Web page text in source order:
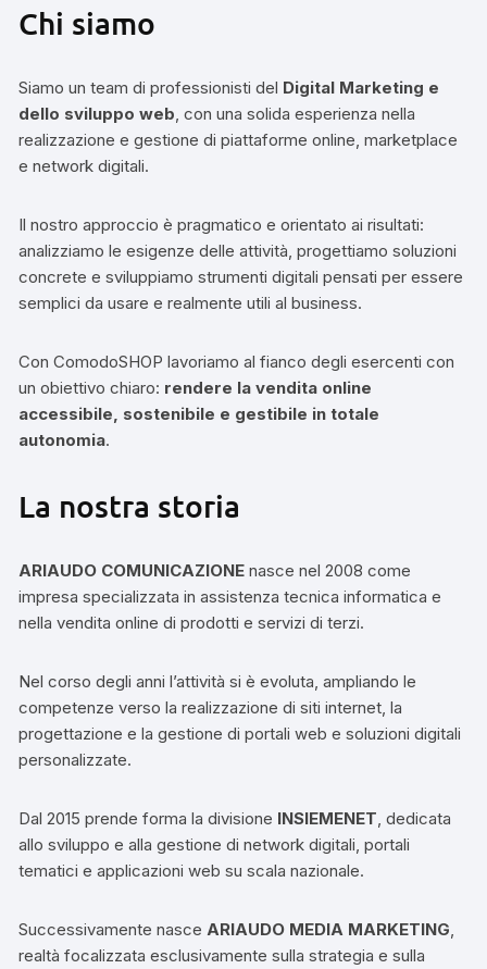
Chi siamo
Siamo un team di professionisti del Digital Marketing e
dello sviluppo web, con una solida esperienza nella
realizzazione e gestione di piattaforme online, marketplace
e network digitali.
Il nostro approccio è pragmatico e orientato ai risultati:
analizziamo le esigenze delle attività, progettiamo soluzioni
concrete e sviluppiamo strumenti digitali pensati per essere
semplici da usare e realmente utili al business.
Con ComodoSHOP lavoriamo al fianco degli esercenti con
un obiettivo chiaro: rendere la vendita online
accessibile, sostenibile e gestibile in totale
autonomia.
La nostra storia
ARIAUDO COMUNICAZIONE nasce nel 2008 come
impresa specializzata in assistenza tecnica informatica e
nella vendita online di prodotti e servizi di terzi.
Nel corso degli anni l’attività si è evoluta, ampliando le
competenze verso la realizzazione di siti internet, la
progettazione e la gestione di portali web e soluzioni digitali
personalizzate.
Dal 2015 prende forma la divisione INSIEMENET, dedicata
allo sviluppo e alla gestione di network digitali, portali
tematici e applicazioni web su scala nazionale.
Successivamente nasceARIAUDO MEDIA MARKETING,
realtà focalizzata esclusivamente sulla strategia e sulla